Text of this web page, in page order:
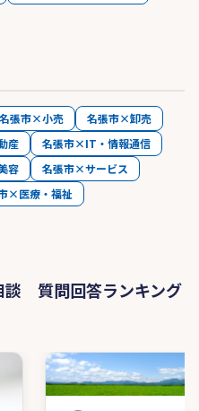
。
名張市×小売
名張市×卸売
産
名張市×IT・情報通信
容
名張市×サービス
×医療・福祉
談 質問回答ランキング